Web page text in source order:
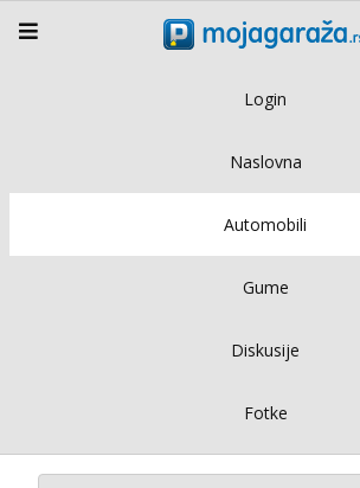
Login
Naslovna
Automobili
Gume
Diskusije
Fotke